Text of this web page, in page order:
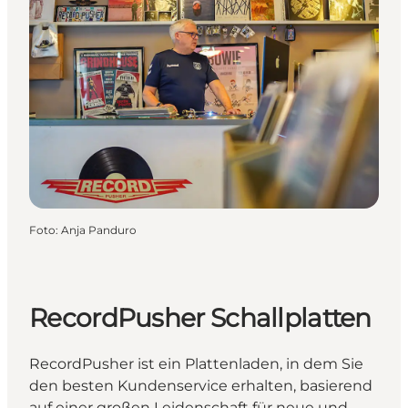
Foto: Anja Panduro
RecordPusher Schallplatten
RecordPusher ist ein Plattenladen, in dem Sie
den besten Kundenservice erhalten, basierend